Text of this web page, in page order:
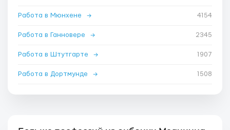
Работа в Мюнхене → 4154
Работа в Ганновере → 2345
Работа в Штутгарте → 1907
Работа в Дортмунде → 1508